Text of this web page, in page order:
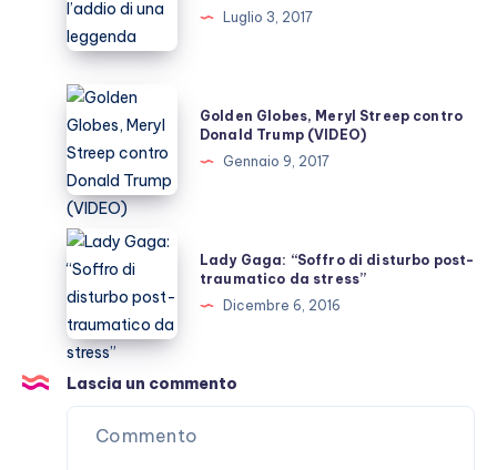
uomo
l’addio
di
una
leggenda
Luglio 3, 2017
Golden
Globes,
Meryl
Streep
contro
Donald
Trump
(VIDEO)
Golden Globes, Meryl Streep contro
Donald Trump (VIDEO)
Gennaio 9, 2017
Lady
Gaga:
“Soffro
di
disturbo
post-
traumatico
Lady Gaga: “Soffro di disturbo post-
traumatico da stress”
Dicembre 6, 2016
Lascia un commento